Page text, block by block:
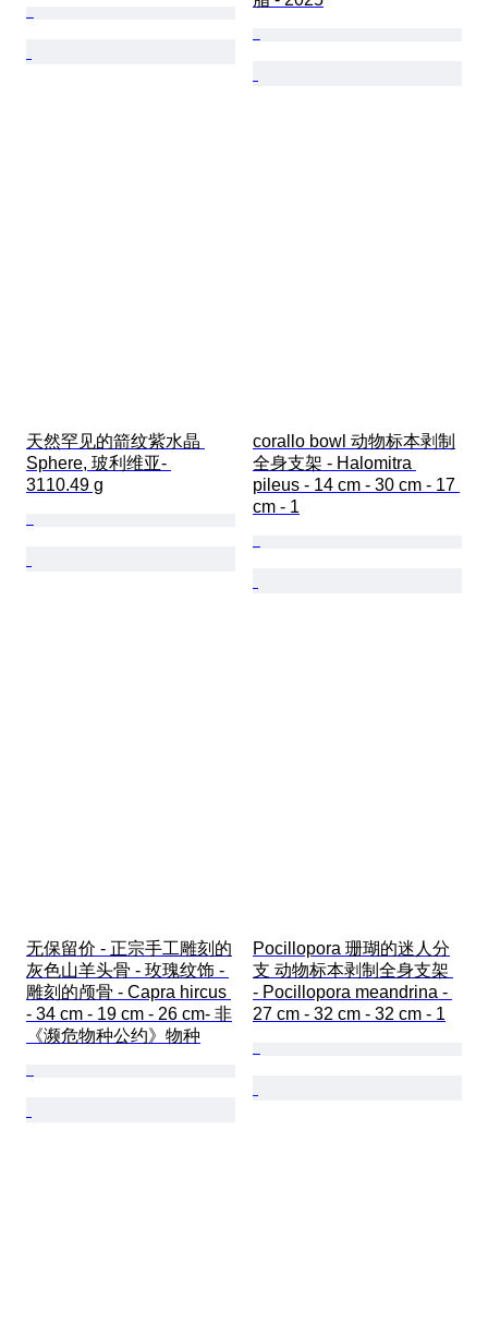
天然罕见的箭纹紫水晶
Sphere, 玻利维亚-
3110.49 g
corallo bowl 动物标本剥制
全身支架 - Halomitra
pileus - 14 cm - 30 cm - 17
cm - 1
无保留价 - 正宗手工雕刻的
灰色山羊头骨 - 玫瑰纹饰 -
雕刻的颅骨 - Capra hircus
- 34 cm - 19 cm - 26 cm- 非
《濒危物种公约》物种
Pocillopora 珊瑚的迷人分
支 动物标本剥制全身支架
- Pocillopora meandrina -
27 cm - 32 cm - 32 cm - 1